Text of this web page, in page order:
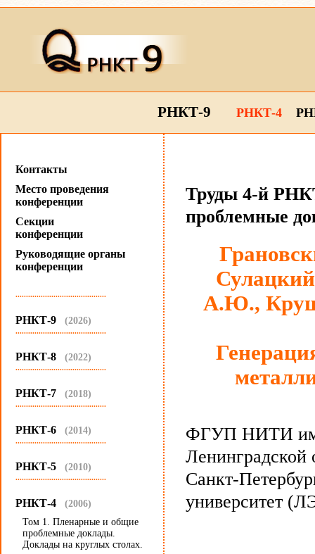
РНКТ-9 РНКТ-4
Контакты
Место проведения
конференции
Секции
конференции
Руководящие органы
конференции
...........................................
РНКТ-9 (2026)
...........................................
РНКТ-8 (2022)
...........................................
РНКТ-7 (2018)
...........................................
РНКТ-6 (2014)
...........................................
РНКТ-5 (2010)
...........................................
РНКТ-4 (2006)
Том 1. Пленарные и общие
проблемные доклады.
Доклады на круглых столах.
Труды 4-й
проблемные
А.Ю.,
ФГУП НИТИ им.
Ленинградской
Санкт-
университет